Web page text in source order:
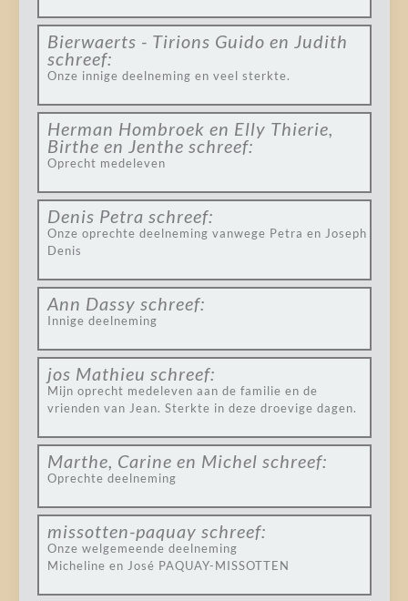
Bierwaerts - Tirions Guido en Judith
schreef:
Onze innige deelneming en veel sterkte.
Herman Hombroek en Elly Thierie,
Birthe en Jenthe schreef:
Oprecht medeleven
Denis Petra schreef:
Onze oprechte deelneming vanwege Petra en Joseph
Denis
Ann Dassy schreef:
Innige deelneming
jos Mathieu schreef:
Mijn oprecht medeleven aan de familie en de
vrienden van Jean. Sterkte in deze droevige dagen.
Marthe, Carine en Michel schreef:
Oprechte deelneming
missotten-paquay schreef:
Onze welgemeende deelneming
Micheline en José PAQUAY-MISSOTTEN